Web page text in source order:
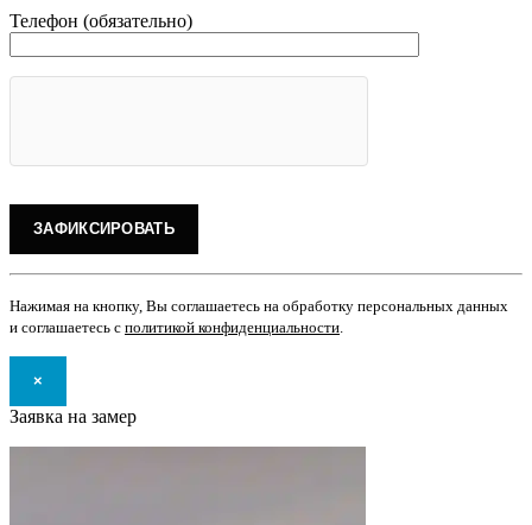
Телефон (обязательно)
Нажимая на кнопку, Вы соглашаетесь на обработку персональных данных
и соглашаетесь с политикой конфиденциальности.
×
Заявка на замер